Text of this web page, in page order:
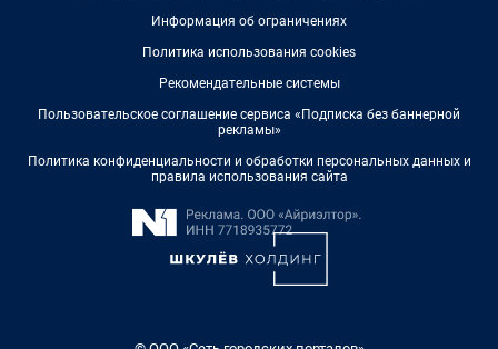
Информация об ограничениях
Политика использования cookies
Рекомендательные системы
Пользовательское соглашение сервиса «Подписка без баннерной
рекламы»
Политика конфиденциальности и обработки персональных данных и
правила использования сайта